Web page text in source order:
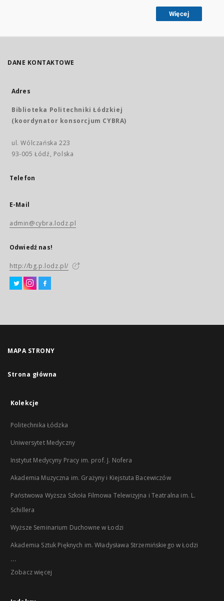
Więcej
DANE KONTAKTOWE
Adres
Biblioteka Politechniki Łódzkiej
(koordynator konsorcjum CYBRA)
ul. Wólczańska 223
93-005 Łódź, Polska
Telefon
E-Mail
admin@cybra.lodz.pl
Odwiedź nas!
http://bg.p.lodz.pl/
MAPA STRONY
Strona główna
Kolekcje
Politechnika Łódzka
Uniwersytet Medyczny
Instytut Medycyny Pracy im. prof. J. Nofera
Akademia Muzyczna im. Grażyny i Kiejstuta Bacewiczów
Państwowa Wyższa Szkoła Filmowa Telewizyjna i Teatralna im. L.
Schillera
Wyższe Seminarium Duchowne w Łodzi
Akademia Sztuk Pięknych im. Władysława Strzemińskiego w Łodzi
...
Zobacz więcej